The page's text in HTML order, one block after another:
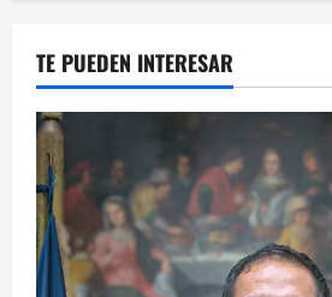
TE PUEDEN INTERESAR